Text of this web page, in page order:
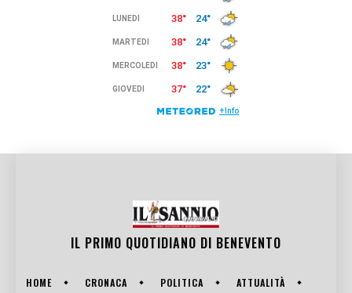
IL PRIMO QUOTIDIANO DI BENEVENTO
HOME CRONACA POLITICA
ATTUALITÀ